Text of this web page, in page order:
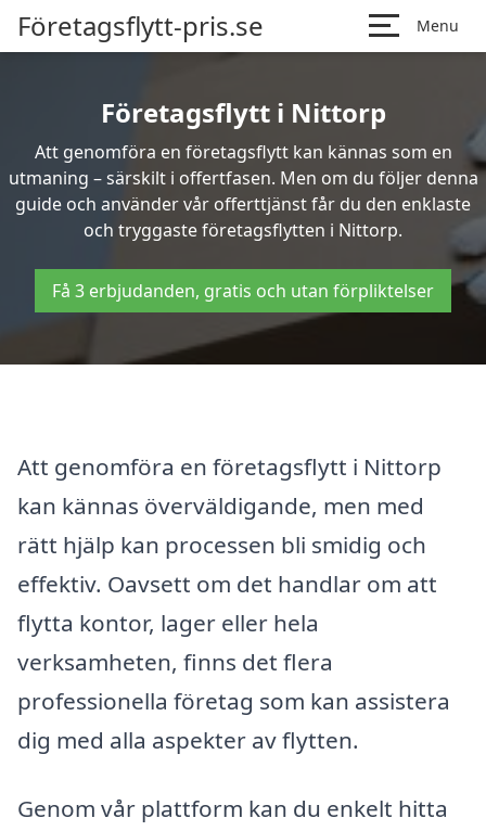
Företagsflytt-pris.se Menu
Företagsflytt i Nittorp
Att genomföra en företagsflytt kan kännas som en
utmaning – särskilt i offertfasen. Men om du följer denna
guide och använder vår offerttjänst får du den enklaste
och tryggaste företagsflytten i Nittorp.
Få 3 erbjudanden, gratis och utan förpliktelser
Att genomföra en företagsflytt i Nittorp
kan kännas överväldigande, men med
rätt hjälp kan processen bli smidig och
effektiv. Oavsett om det handlar om att
flytta kontor, lager eller hela
verksamheten, finns det flera
professionella företag som kan assistera
dig med alla aspekter av flytten.
Genom vår plattform kan du enkelt hitta